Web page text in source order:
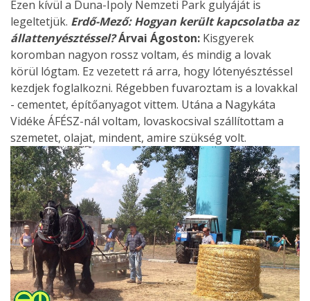
Ezen kívül a Duna-Ipoly Nemzeti Park gulyáját is
legeltetjük. Erdő-Mező: Hogyan került kapcsolatba az
állattenyésztéssel?Árvai Ágoston: Kisgyerek
koromban nagyon rossz voltam, és mindig a lovak
körül lógtam. Ez vezetett rá arra, hogy lótenyésztéssel
kezdjek foglalkozni. Régebben fuvaroztam is a lovakkal
- cementet, építőanyagot vittem. Utána a Nagykáta
Vidéke ÁFÉSZ-nál voltam, lovaskocsival szállítottam a
szemetet, olajat, mindent, amire szükség volt.